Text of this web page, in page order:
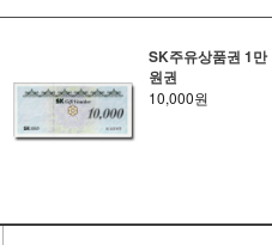
SK주유상품권 1만
원권
10,000원